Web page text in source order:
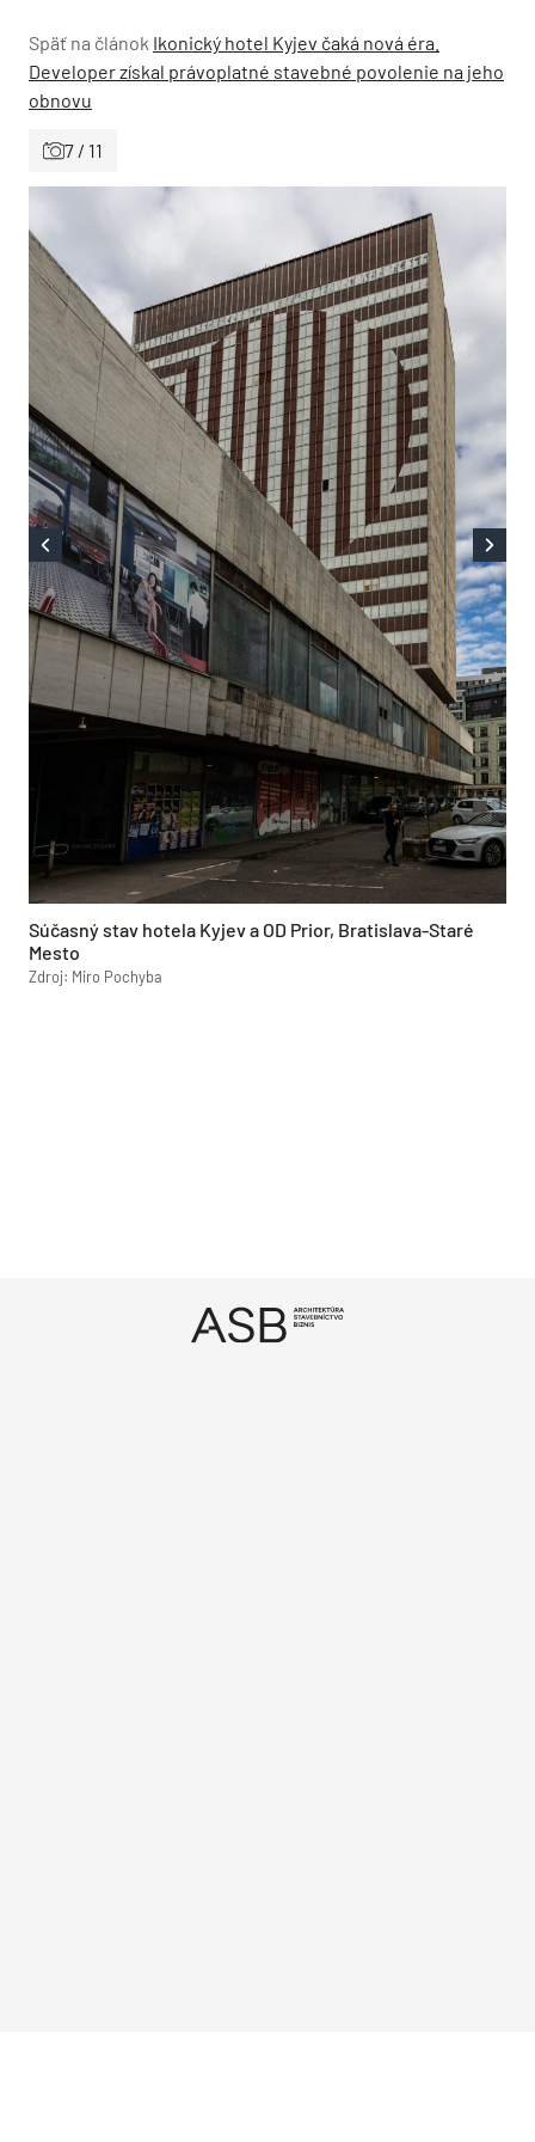
Späť na článok Ikonický hotel Kyjev čaká nová éra.
Developer získal právoplatné stavebné povolenie na jeho
obnovu
7 / 11
Súčasný stav hotela Kyjev a OD Prior, Bratislava-Staré
Mesto
Zdroj: Miro Pochyba